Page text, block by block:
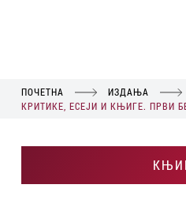
ПОЧЕТНА
ИЗДАЊА
КРИТИКЕ, ЕСЕЈИ И КЊИГЕ. ПРВИ